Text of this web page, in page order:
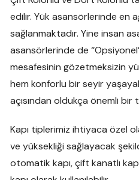
edilir. Yük asansörlerinde en
sağlanmaktadır. Yine insan
asansörlerinde de
mesafesinin gözetmeksizin
hem konforlu bir seyir
açısından oldukça önemli
Kapı tiplerimiz ihtiyaca özel
ve yüksekliği sağlayacak
otomatik kapı, çift kanatlı